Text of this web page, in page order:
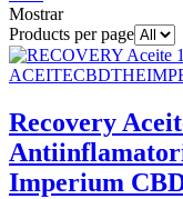
Mostrar
Products per page
Recovery
Imperium